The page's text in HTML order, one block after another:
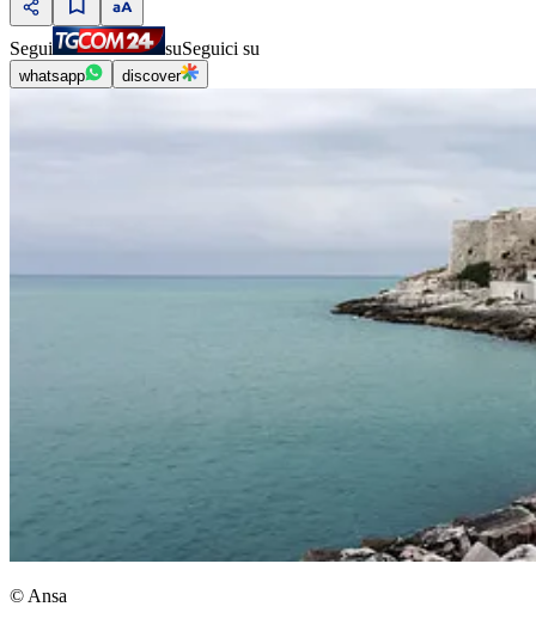
Segui suSeguici su
whatsapp discover
© Ansa